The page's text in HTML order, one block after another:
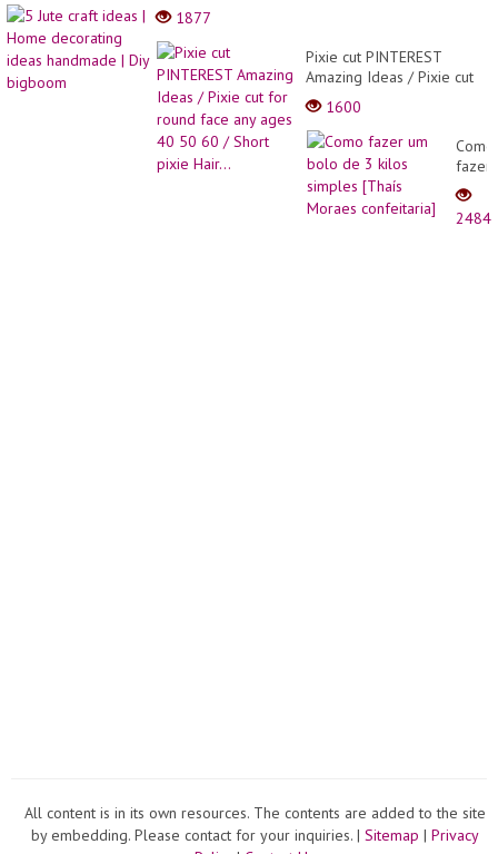
PARA
-
Home
| Diy
1877
Pixie cut PINTEREST
Amazing Ideas / Pixie cut
for round face any ages
40 50 60 / Short pixie
Hair...
1600
Como
fazer
um
bolo
de 3
2484
All content is in its own resources. The contents are added to the site
by embedding. Please contact for your inquiries. | Sitemap | Privacy